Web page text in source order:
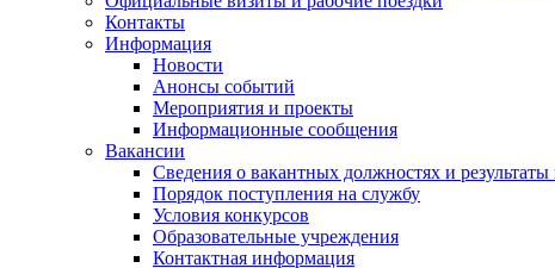
Контакты
Информация
Новости
Анонсы событий
Мероприятия и проекты
Информационные сообщения
Вакансии
Сведения о вакантных должностях и результаты
Порядок поступления на службу
Условия конкурсов
Образовательные учреждения
Контактная информация